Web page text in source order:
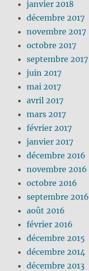
janvier 2018
décembre 2017
novembre 2017
octobre 2017
septembre 2017
juin 2017
mai 2017
avril 2017
mars 2017
février 2017
janvier 2017
décembre 2016
novembre 2016
octobre 2016
septembre 2016
août 2016
février 2016
décembre 2015
décembre 2014
décembre 2013